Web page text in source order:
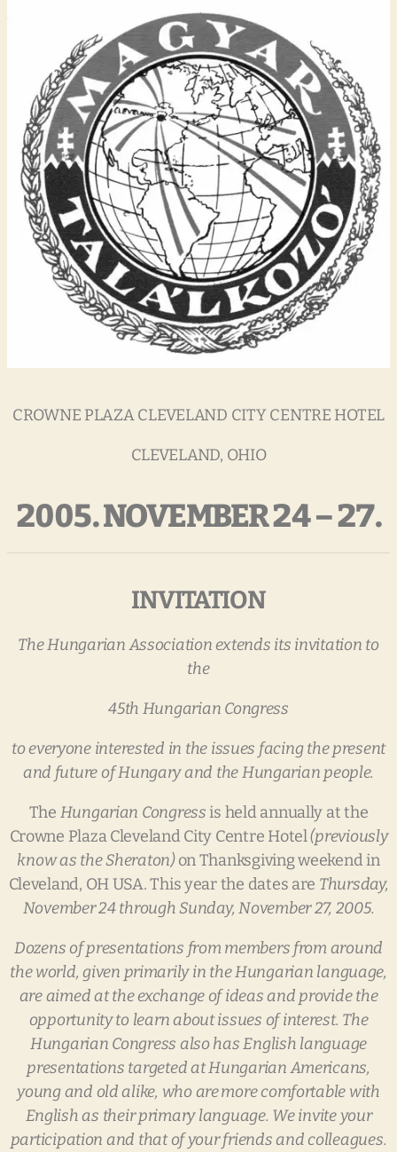
CROWNE PLAZA CLEVELAND CITY CENTRE HOTEL
CLEVELAND, OHIO
2005. NOVEMBER 24 – 27.
INVITATION
TheHungarian Associationextends its invitation to
the
45th Hungarian Congress
toeveryone interested in the issues facing the present
and future ofHungaryand theHungarian people.
The Hungarian Congressis held annually at the
Crowne Plaza Cleveland City Centre Hotel(previously
knowas the Sheraton)on Thanksgiving weekend in
Cleveland, OH USA. This year the dates are Thursday,
November24through Sunday, November27, 2005.
Dozens of presentations from members fromaround
the world, given primarily in theHungarian language,
areaimedat theexchange of ideasand provide the
opportunityto learnaboutissues of interest. The
Hungarian Congress alsohasEnglish language
presentations targetedatHungarian Americans,
youngand old alike, whoaremorecomfortable with
English as their primary language. Weinvite your
participation and that of yourfriendsandcolleagues.